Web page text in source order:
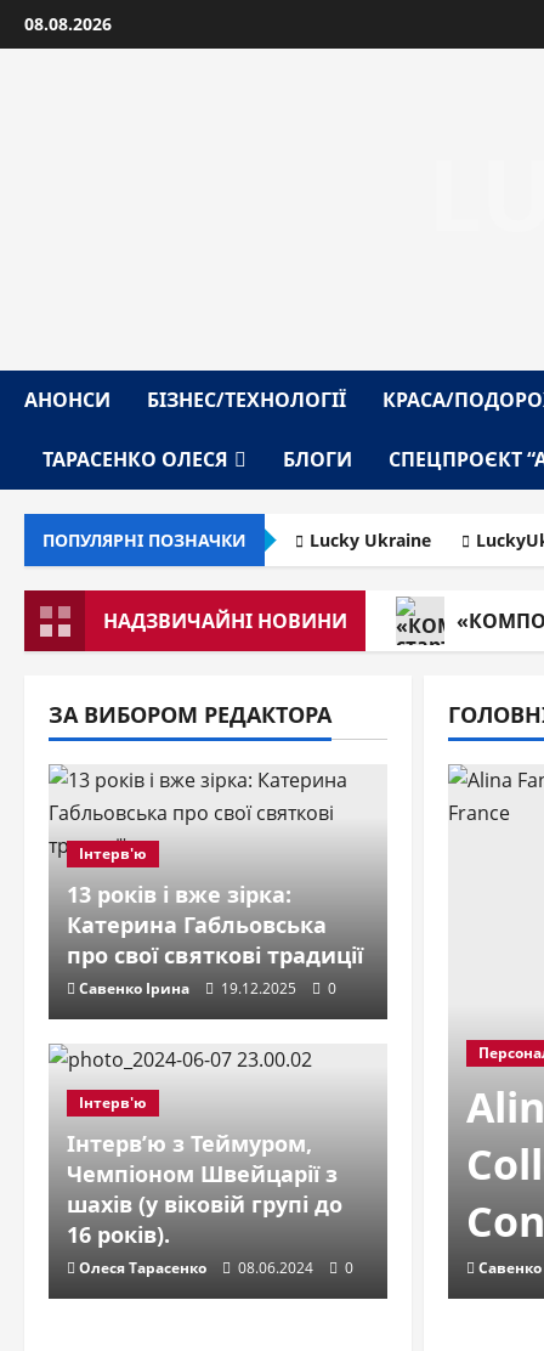
Перейти
до
08.08.2026
АНОНСИ БІЗНЕС/ТЕХНОЛОГІЇ КРАСА/
ТАРАСЕНКО ОЛЕСЯ БЛОГИ СПЕЦПРОЄКТ
ПОПУЛЯРНІ ПОЗНАЧКИ Lucky Ukraine
НАДЗВИЧАЙНІ НОВИНИ
ЗА ВИБОРОМ РЕДАКТОРА
Інтерв'ю
13 років і вже зірка:
Катерина Габльовська
про свої святкові традиції
Савенко Ірина 19.12.2025 0
Інтерв'ю
Інтерв’ю з Теймуром,
Чемпіоном Швейцарії з
шахів (у віковій групі до
16 років).
Олеся Тарасенко 08.06.2024 0